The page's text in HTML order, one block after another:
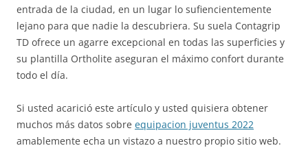
entrada de la ciudad, en un lugar lo sufiencientemente
lejano para que nadie la descubriera. Su suela Contagrip
TD ofrece un agarre excepcional en todas las superficies y
su plantilla Ortholite aseguran el máximo confort durante
todo el día.
Si usted acarició este artículo y usted quisiera obtener
muchos más datos sobre equipacion juventus 2022
amablemente echa un vistazo a nuestro propio sitio web.